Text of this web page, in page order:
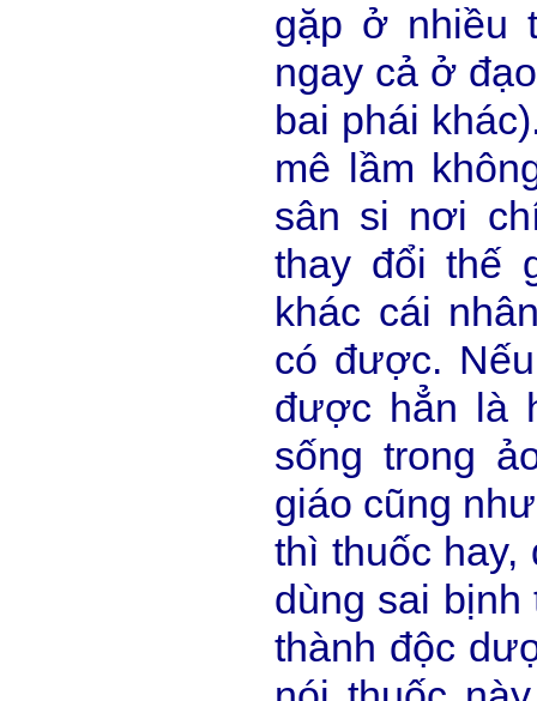
gặp ở nhiều
ngay cả ở
bai phái
mê lầm
sân si nơi
thay đổi thế
khác cái
có được.
được hẳn là
sống trong
giáo cũng
thì thuốc hay,
dùng sai bịnh
thành độc